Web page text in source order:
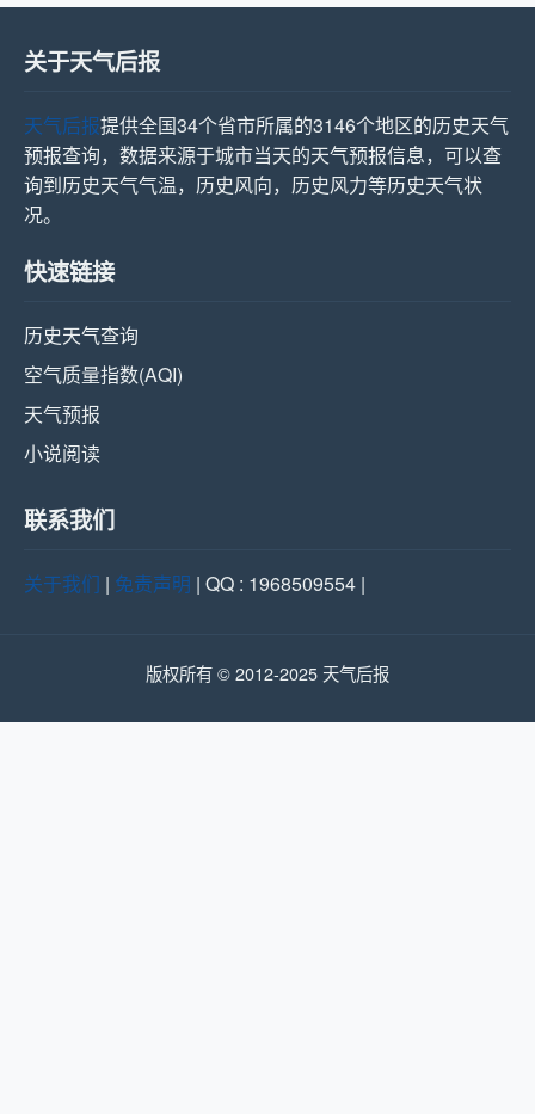
关于天气后报
天气后报提供全国34个省市所属的3146个地区的历史天气
预报查询，数据来源于城市当天的天气预报信息，可以查
询到历史天气气温，历史风向，历史风力等历史天气状
况。
快速链接
历史天气查询
空气质量指数(AQI)
天气预报
小说阅读
联系我们
关于我们 | 免责声明 | QQ : 1968509554 |
版权所有 © 2012-2025 天气后报